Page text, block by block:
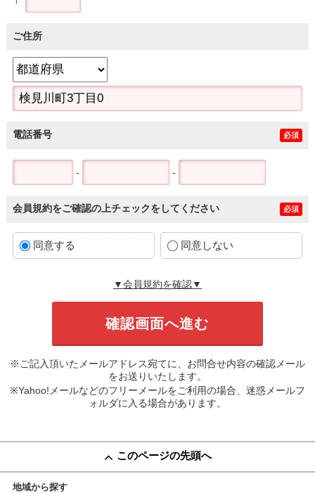
ご住所
電話番号 必須
- -
会員規約をご確認の上チェックをしてください 必須
同意する 同意しない
▼会員規約を確認▼
※ご記入頂いたメールアドレス宛てに、お問合せ内容の確認メール
をお送りいたします。
※Yahoo!メールなどのフリーメールをご利用の場合、迷惑メールフ
ォルダに入る場合があります。
このページの先頭へ
地域から探す